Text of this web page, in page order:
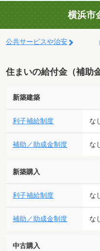
横浜市
公共サービスや治安
住まいの給付金（補助
新築建築
利子補給制度 な
補助／助成金制度 な
新築購入
利子補給制度 な
補助／助成金制度 な
中古購入